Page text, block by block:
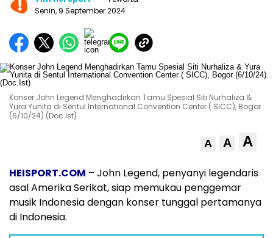
Senin, 9 September 2024
Konser John Legend Menghadirkan Tamu Spesial Siti Nurhaliza &
Yura Yunita di Sentul International Convention Center ( SICC), Bogor
(6/10/24).(Doc.Ist)
A A A
HEISPORT.COM – John Legend, penyanyi legendaris
asal Amerika Serikat, siap memukau penggemar
musik Indonesia dengan konser tunggal pertamanya
di Indonesia.